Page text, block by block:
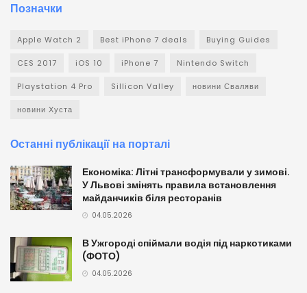
Позначки
Apple Watch 2 Best iPhone 7 deals Buying Guides
CES 2017 iOS 10 iPhone 7 Nintendo Switch
Playstation 4 Pro Sillicon Valley новини Сваляви
новини Хуста
Останні публікації на порталі
Економіка: Літні трансформували у зимові.
У Львові змінять правила встановлення
майданчиків біля ресторанів
04.05.2026
В Ужгороді спіймали водія під наркотиками
(ФОТО)
04.05.2026